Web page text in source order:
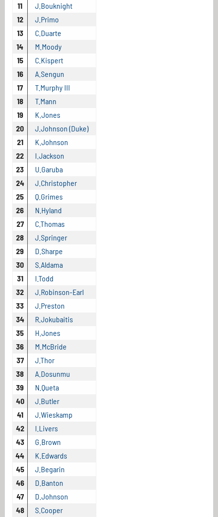
11
J.Bouknight
12
J.Primo
13
C.Duarte
14
M.Moody
15
C.Kispert
16
A.Sengun
17
T.Murphy III
18
T.Mann
19
K.Jones
20
J.Johnson (Duke)
21
K.Johnson
22
I.Jackson
23
U.Garuba
24
J.Christopher
25
Q.Grimes
26
N.Hyland
27
C.Thomas
28
J.Springer
29
D.Sharpe
30
S.Aldama
31
I.Todd
32
J.Robinson-Earl
33
J.Preston
34
R.Jokubaitis
35
H.Jones
36
M.McBride
37
J.Thor
38
A.Dosunmu
39
N.Queta
40
J.Butler
41
J.Wieskamp
42
I.Livers
43
G.Brown
44
K.Edwards
45
J.Begarin
46
D.Banton
47
D.Johnson
48
S.Cooper